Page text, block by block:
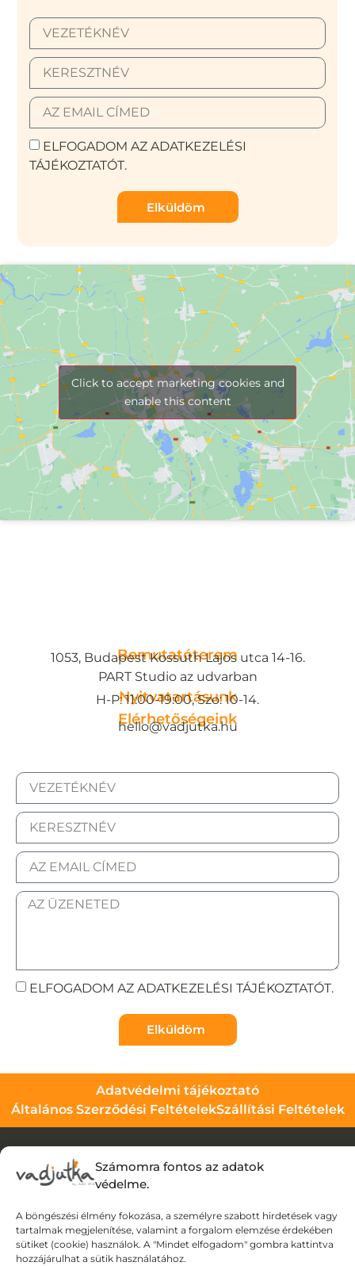
Számomra fontos az adatok
védelme.
A böngészési élmény fokozása, a személyre szabott hirdetések vagy
tartalmak megjelenítése, valamint a forgalom elemzése érdekében
sütiket (cookie) használok. A "Mindet elfogadom" gombra kattintva
hozzájárulhat a sütik használatához.
ELFOGADOM AZ ADATKEZELÉSI
TÁJÉKOZTATÓT.
Elküldöm
Click to accept marketing cookies and
enable this content
Bemutatóterem
1053, Budapest Kossuth Lajos utca 14-16.
PART Studio az udvarban
Nyitvatartásunk
H-P: 11:00-19:00, Szo: 10-14.
Elérhetőségeink
hello@vadjutka.hu
ELFOGADOM AZ ADATKEZELÉSI TÁJÉKOZTATÓT.
Elküldöm
Adatvédelmi tájékoztató
Általános Szerződési FeltételekSzállítási Feltételek
Design & Development byMészáros Gábor